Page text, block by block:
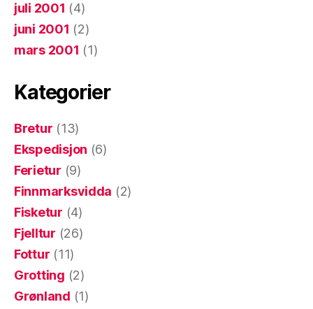
juli 2001 (4)
juni 2001 (2)
mars 2001 (1)
Kategorier
Bretur (13)
Ekspedisjon (6)
Ferietur (9)
Finnmarksvidda (2)
Fisketur (4)
Fjelltur (26)
Fottur (11)
Grotting (2)
Grønland (1)